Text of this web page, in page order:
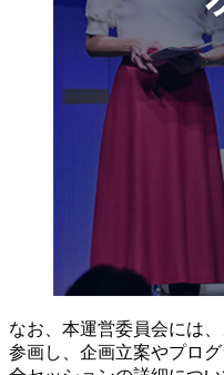
なお、本運営委員会には
参画し、企画立案やプロ